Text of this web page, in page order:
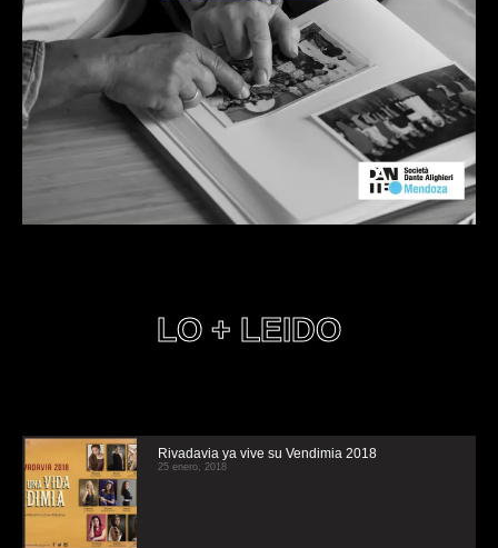
LO + LEIDO
Rivadavia ya vive su Vendimia 2018
25 enero, 2018